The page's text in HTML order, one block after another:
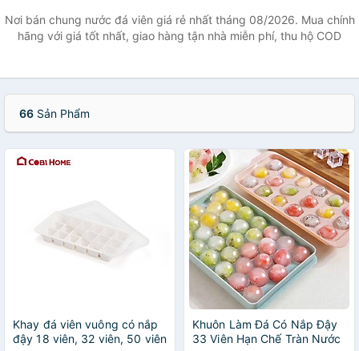
Nơi bán chung nước đá viên giá rẻ nhất tháng 08/2026. Mua chính
hãng với giá tốt nhất, giao hàng tận nhà miễn phí, thu hộ COD
66 Sản Phẩm
Khay đá viên vuông có nắp
đậy 18 viên, 32 viên, 50 viên
Khuôn Làm Đá Có Nắp Đậy
33 Viên Hạn Chế Tràn Nước